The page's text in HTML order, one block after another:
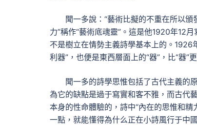
聞一多說：“藝術比擬的不重在所以
力”稱作“藝術底魂靈”。這是他1920年12
不是樹立在情勢主義詩學基本上的。1926
利器”，也便是東西層面上的“器”，比“器”
聞一多的詩學思惟包括了古代主義的
為它的缺點是過于寫實和客不雅，而古代
本身的性命體驗的，詩中“內在的思惟和
一點，就能懂得為什么正在小詩風行于中